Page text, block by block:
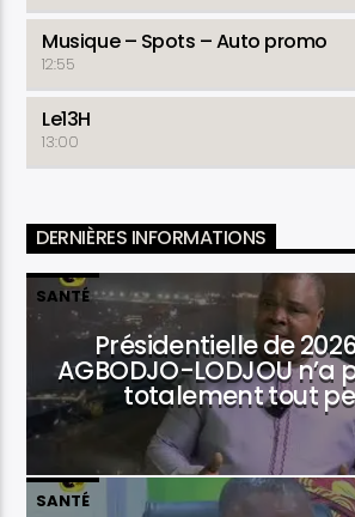
Musique – Spots – Auto promo
12:55
Le13H
13:00
DERNIÈRES INFORMATIONS
SANTÉ
Présidentielle de
AGBODJO-LODJOU n’a
totalement tout
SANTÉ